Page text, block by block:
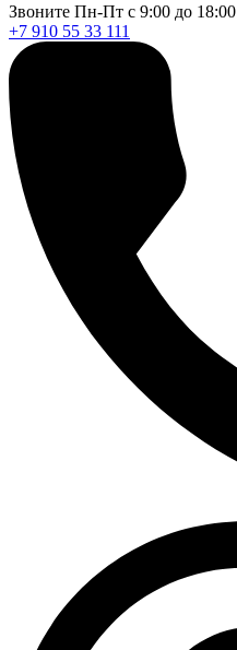
Звоните Пн-Пт с 9:00 до 18:00
+7 910 55 33 111